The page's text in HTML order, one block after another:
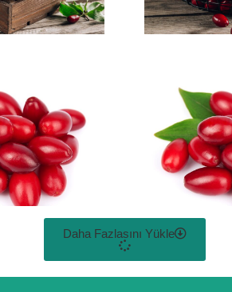
Daha Fazlasını Yükle